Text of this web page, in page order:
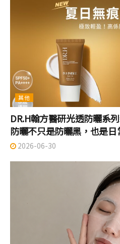
其他
DR.H翰方醫研光透防曬系
防曬不只是防曬黑，也是
2026-06-30